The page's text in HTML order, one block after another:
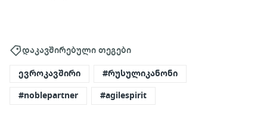
დაკავშირებული თეგები
ევროკავშირი #რუსულიკანონი
#noblepartner #agilespirit